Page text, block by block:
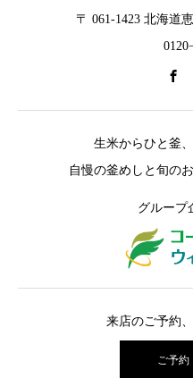
〒 061-1423 北海道
生米からひと釜
自慢の釜めしと旬の
グループ
来店のご予約
ご予約